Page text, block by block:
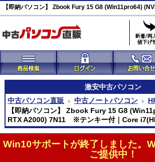
激安中古パソコン
中古パソコン直販
中古ノートパソコン
【即納パソコン】 Zbook Fury 15 G8
RTX A2000) 7N11 ※テンキー付｜Core
Win10サポートが終了しました。
ご提供中！